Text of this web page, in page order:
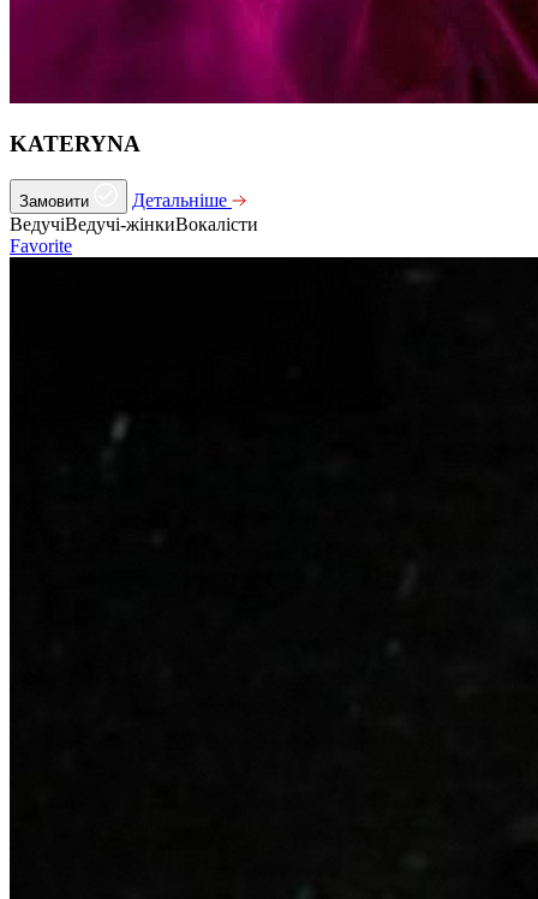
KATERYNA
Замовити
Детальніше
ВедучіВедучі-жінкиВокалісти
Favorite